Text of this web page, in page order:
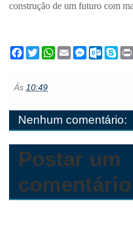
construção de um futuro com
F
a
b
o
k
T
w
t
r
W
h
p
p
E
m
M
e
g
e
r
O
u
k
.
c
S
k
Ás 10:49
Nenhum comentário:
Postar um
comentário